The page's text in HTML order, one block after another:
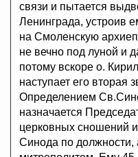
связи и пытается
Ленинграда, устроив
на Смоленскую
не вечно под луной и
потому вскоре о.
наступает его вторая
Определением
назначается
церковных сношений
Синода по должности,